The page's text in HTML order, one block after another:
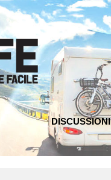
DISCUSSIONI